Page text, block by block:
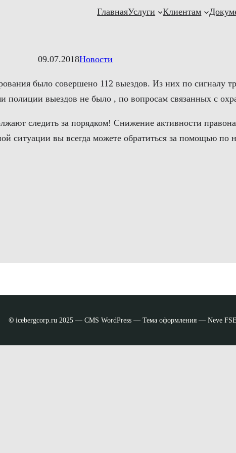
ГлавнаяУслуги Клиентам
09.07.2018Новости
было совершено 112 выездов. Из них по сигналу
полиции выездов не было , по вопросам связанных с
следить за порядком! Снижение активности
ситуации вы всегда можете обратиться за помощью по
© icebergcorp.ru 2025 — CMS WordPress — Тема оформления — Neve